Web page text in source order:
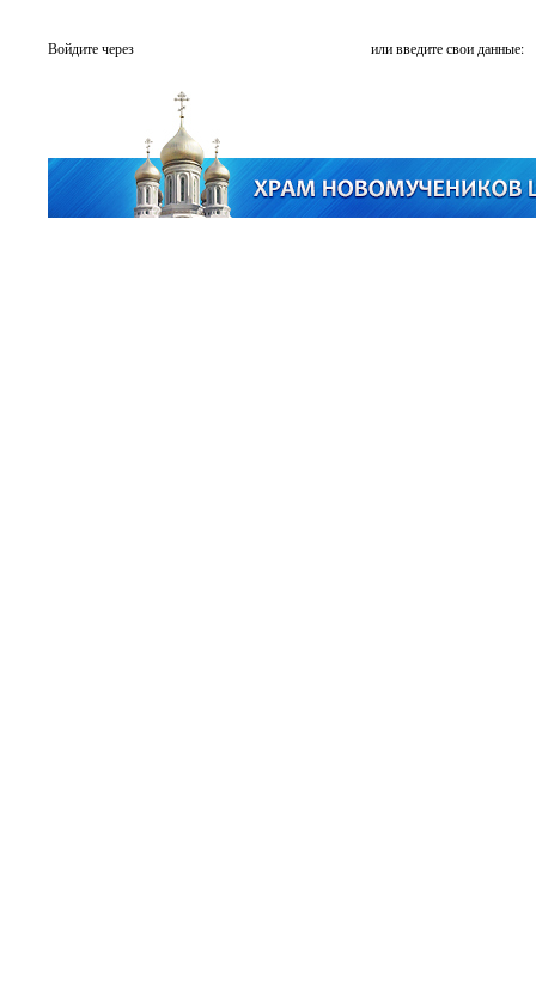
Войдите через или введите свои данные: